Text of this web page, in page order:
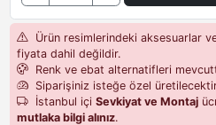
Ürün resimlerindeki aksesuarlar
fiyata dahil değildir.
Renk ve ebat alternatifleri
Siparişiniz isteğe özel
İstanbul içi Sevkiyat ve Montaj
mutlaka bilgi alınız.